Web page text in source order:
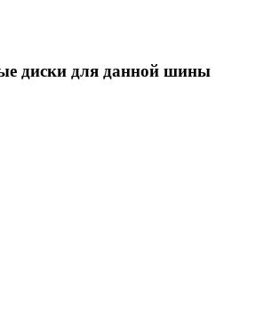
диски для данной шины